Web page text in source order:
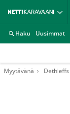
Haku Uusimmat
Myytävänä Dethleffs